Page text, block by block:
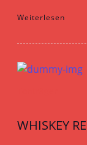
Weiterlesen
WHISKEY